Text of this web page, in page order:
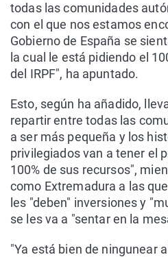
todas las comunidades
con el que nos estamos
Gobierno de España se
la cual le está pidiendo el
del IRPF", ha apuntado.
Esto, según ha añadido,
repartir entre todas las
a ser más pequeña y los
privilegiados van a tener el
100% de sus recursos",
como Extremadura a las
les "deben" inversiones y
se les va a "sentar en la
"Ya está bien de ningunear